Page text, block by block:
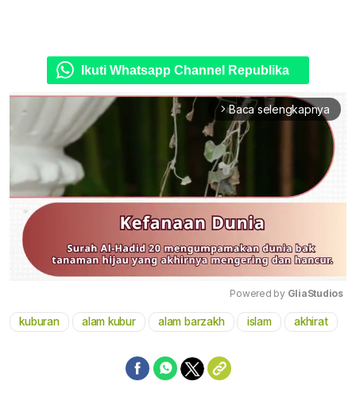
Ikuti Whatsapp Channel Republika
arrow_forward_ios Baca selengkapnya
Mute
Powered by GliaStudios
kuburan alam kubur alam barzakh islam akhirat